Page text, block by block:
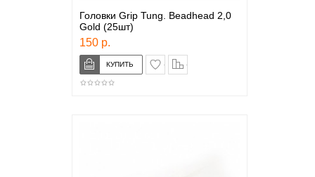
Головки Grip Tung. Beadhead 2,0
Gold (25шт)
150 р.
в закладки